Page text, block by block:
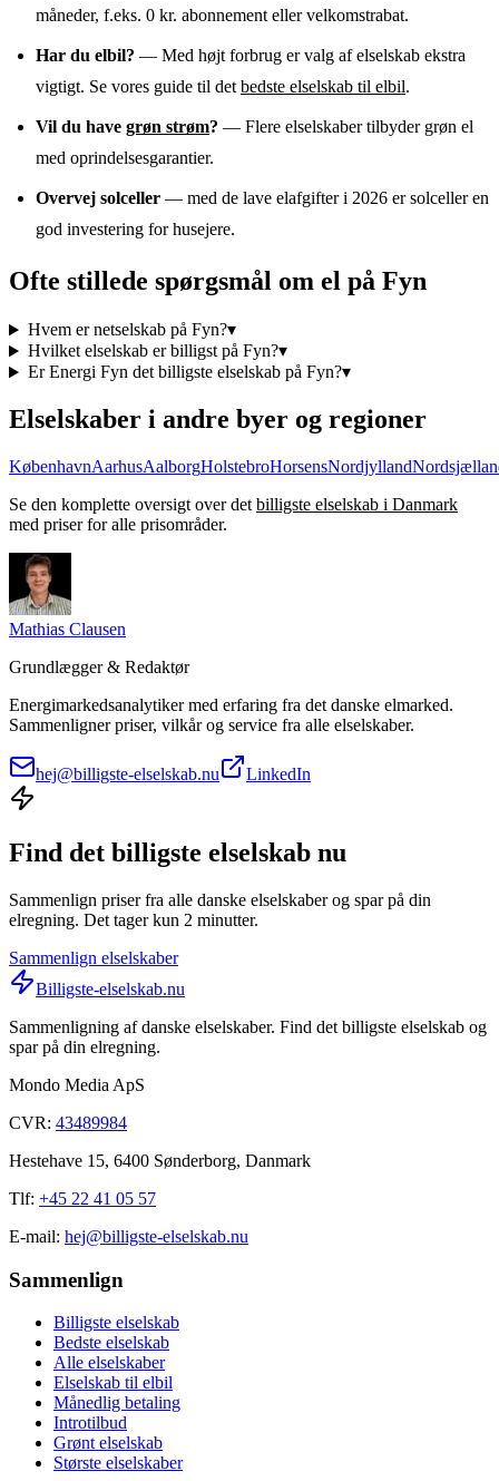
måneder, f.eks. 0 kr. abonnement eller velkomstrabat.
Har du elbil? — Med højt forbrug er valg af elselskab ekstra
vigtigt. Se vores guide til det bedste elselskab til elbil.
Vil du have grøn strøm? — Flere elselskaber tilbyder grøn el
med oprindelsesgarantier.
Overvej solceller — med de lave elafgifter i 2026 er solceller en
god investering for husejere.
Ofte stillede spørgsmål om el på Fyn
Hvem er netselskab på Fyn?▾
Hvilket elselskab er billigst på Fyn?▾
Er Energi Fyn det billigste elselskab på Fyn?▾
Elselskaber i andre byer og regioner
KøbenhavnAarhusAalborgHolstebroHorsensNordjylland
Se den komplette oversigt over det billigste elselskab i Danmark
med priser for alle prisområder.
Mathias Clausen
Grundlægger & Redaktør
Energimarkedsanalytiker med erfaring fra det danske elmarked.
Sammenligner priser, vilkår og service fra alle elselskaber.
hej@billigste-elselskab.nu LinkedIn
Find det billigste elselskab nu
Sammenlign priser fra alle danske elselskaber og spar på din
elregning. Det tager kun 2 minutter.
Sammenlign elselskaber
Billigste-elselskab.nu
Sammenligning af danske elselskaber. Find det billigste elselskab og
spar på din elregning.
Mondo Media ApS
CVR: 43489984
Hestehave 15, 6400 Sønderborg, Danmark
Tlf: +45 22 41 05 57
E-mail: hej@billigste-elselskab.nu
Sammenlign
Billigste elselskab
Bedste elselskab
Alle elselskaber
Elselskab til elbil
Månedlig betaling
Introtilbud
Grønt elselskab
Største elselskaber